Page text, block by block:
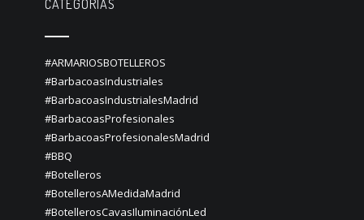
CATEGORÍAS
#ARMARIOSBOTELLEROS
#BarbacoasIndustriales
#BarbacoasIndustrialesMadrid
#BarbacoasProfesionales
#BarbacoasProfesionalesMadrid
#BBQ
#Botelleros
#BotellerosAMedidaMadrid
#BotellerosCavasIluminaciónLed